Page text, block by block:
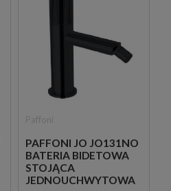
PAFFONI JO JO131NO
BATERIA BIDETOWA
STOJĄCA
JEDNOUCHWYTOWA